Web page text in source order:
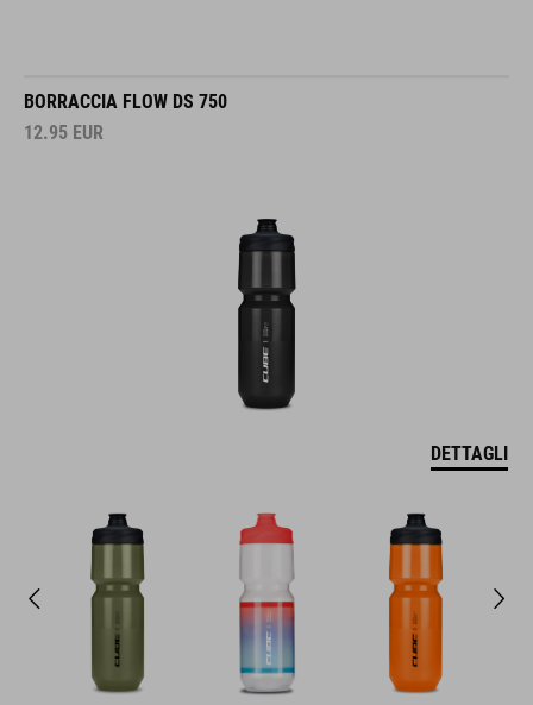
BORRACCIA FLOW DS 750
12.95 EUR
DETTAGLI